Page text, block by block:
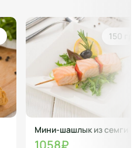
150 гр
Мини-шашлык из семги
1058₽